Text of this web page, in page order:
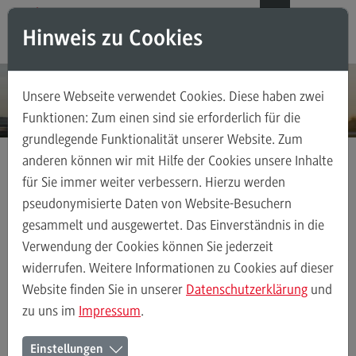
Direkt zum Inhalt
Direkt zum Hauptmenu
Direkt zum Footer
Modul-O-Mat
Masterstudiengänge
Accounting, Controlling, Taxation
Accounting, Controlling, Taxation
Modulangebot
Berufsperspektiven
Kontakt
Advanced Practice in Healthcare
Advanced Practice in Healthcare
Rahmenbedingungen
Masterstudiengänge Bauingenieurwesen Rahmenbedingungen
Bauingenieurwesen Rahmenbedingungen Modulangebot
Rahmenbedingungen im Master
Hinweis zu Cookies
Unsere Webseite verwendet Cookies. Diese haben zwei
Funktionen: Zum einen sind sie erforderlich für die
grundlegende Funktionalität unserer Website. Zum
anderen können wir mit Hilfe der Cookies unsere Inhalte
für Sie immer weiter verbessern. Hierzu werden
pseudonymisierte Daten von Website-Besuchern
gesammelt und ausgewertet. Das Einverständnis in die
Verwendung der Cookies können Sie jederzeit
widerrufen. Weitere Informationen zu Cookies auf dieser
Website finden Sie in unserer Datenschutzerklärung und
zu uns im Impressum.
Einstellungen